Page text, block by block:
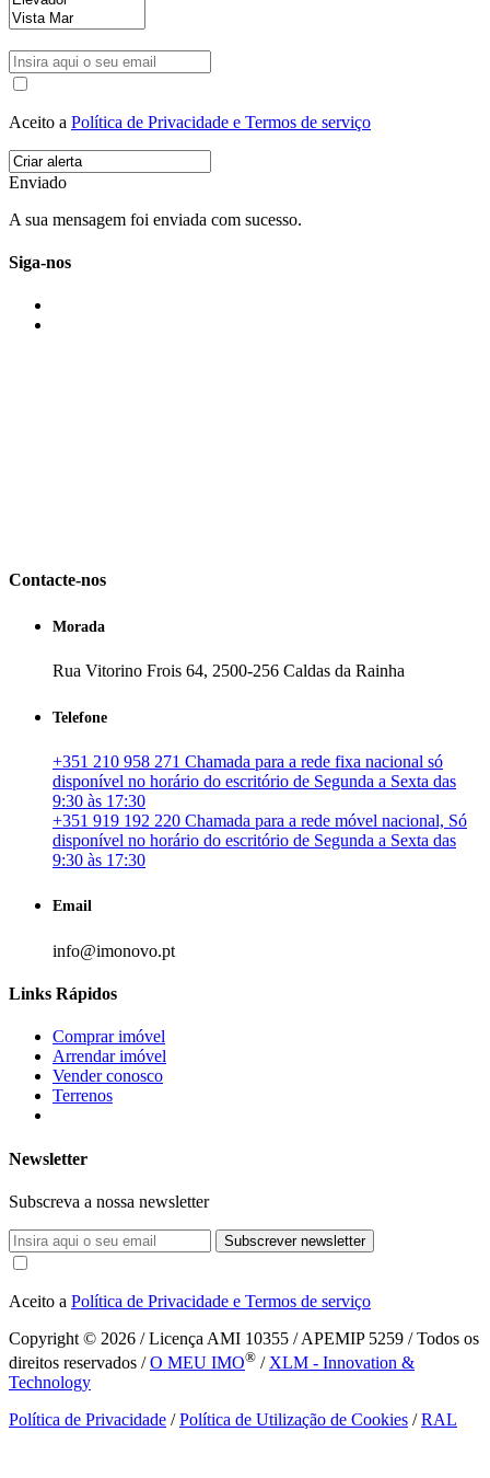
Aceito a Política de Privacidade e Termos de serviço
Enviado
A sua mensagem foi enviada com sucesso.
Siga-nos
Contacte-nos
Morada
Rua Vitorino Frois 64, 2500-256 Caldas da Rainha
Telefone
+351 210 958 271 Chamada para a rede fixa nacional só
disponível no horário do escritório de Segunda a Sexta das
9:30 às 17:30
+351 919 192 220 Chamada para a rede móvel nacional, Só
disponível no horário do escritório de Segunda a Sexta das
9:30 às 17:30
Email
info@imonovo.pt
Links Rápidos
Comprar imóvel
Arrendar imóvel
Vender conosco
Terrenos
Newsletter
Subscreva a nossa newsletter
Subscrever newsletter
Aceito a Política de Privacidade e Termos de serviço
Copyright © 2026 / Licença AMI 10355 / APEMIP 5259 / Todos os
direitos reservados /O MEU IMO® / XLM - Innovation &
Technology
Política de Privacidade /Política de Utilização de Cookies /RAL